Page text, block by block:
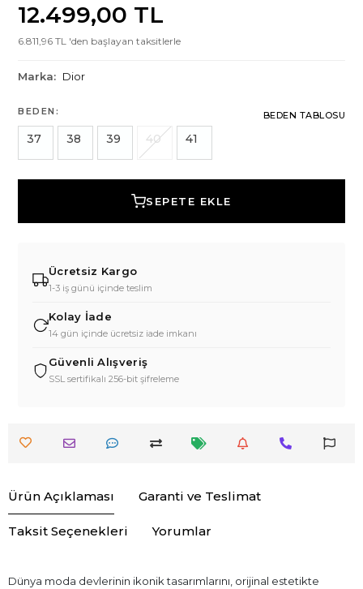
12.499,00 TL
6.811,96 TL 'den başlayan taksitlerle
Marka: Dior
BEDEN: BEDEN TABLOSU
37 38 39 40 41
SEPETE EKLE
Ücretsiz Kargo
1-3 iş günü içinde teslim
Kolay İade
14 gün içinde ücretsiz iade imkanı
Güvenli Alışveriş
SSL sertifikalı 256-bit şifreleme
Ürün Açıklaması Garanti ve Teslimat
Taksit Seçenekleri Yorumlar
Dünya moda devlerinin ikonik tasarımlarını, orijinal estetikte